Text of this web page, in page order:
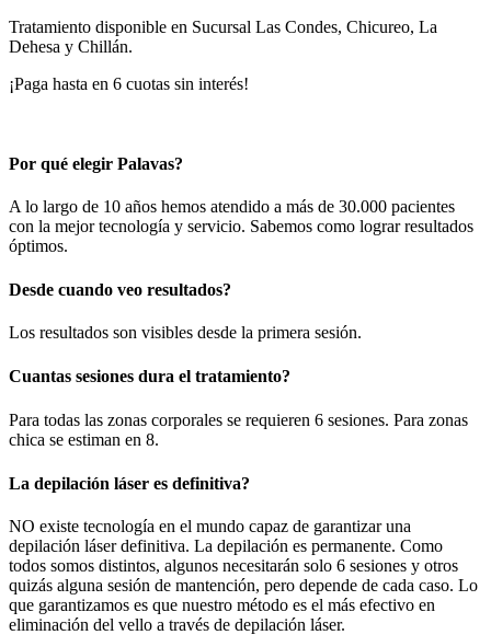
Tratamiento disponible en Sucursal Las Condes, Chicureo, La
Dehesa y Chillán.
¡Paga hasta en 6 cuotas sin interés!
Por qué elegir Palavas?
A lo largo de 10 años hemos atendido a más de 30.000 pacientes
con la mejor tecnología y servicio. Sabemos como lograr resultados
óptimos.
Desde cuando veo resultados?
Los resultados son visibles desde la primera sesión.
Cuantas sesiones dura el tratamiento?
Para todas las zonas corporales se requieren 6 sesiones. Para zonas
chica se estiman en 8.
La depilación láser es definitiva?
NO existe tecnología en el mundo capaz de garantizar una
depilación láser definitiva. La depilación es permanente. Como
todos somos distintos, algunos necesitarán solo 6 sesiones y otros
quizás alguna sesión de mantención, pero depende de cada caso. Lo
que garantizamos es que nuestro método es el más efectivo en
eliminación del vello a través de depilación láser.